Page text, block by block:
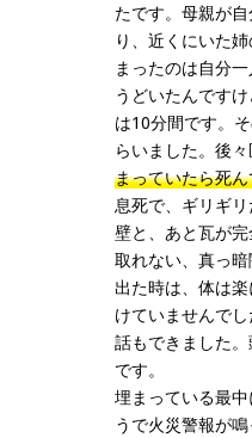
たです。母親が
り、近くにいた
まったのは自分
うどいたんです
は10分間です。
らいました。後
まっていたら死
息死で、ギリギ
壁と、あと瓦が
取れない、真っ
出た時は、体は
けていませんで
話もできました
です。
埋まっている最
うで火災警報が